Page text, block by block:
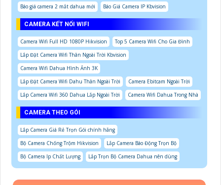
Báo giá camera 2 mắt dahua mới
Báo Giá Camera IP Kbvision
CAMERA KẾT NỐI WIFI
Camera Wifi Full HD 1080P Hikvision
Top 5 Camera Wifi Cho Gia Đình
Lắp Đặt Camera Wifi Thân Ngoài Trời Kbvision
Camera Wifi Dahua Hình Ảnh 3K
Lắp Đặt Camera Wifi Dahu Thân Ngoài Trời
Camera Ebitcam Ngoài Trời
Lắp Camera Wifi 360 Dahua Lắp Ngoài Trời
Camera Wifi Dahua Trong Nhà
CAMERA THEO GÓI
Lắp Camera Giá Rẻ Trọn Gói chính hãng
Bộ Camera Chống Trộm Hikvision
Lắp Camera Báo Động Trọn Bộ
Bộ Camera Ip Chất Lượng
Lắp Trọn Bộ Camera Dahua nên dùng